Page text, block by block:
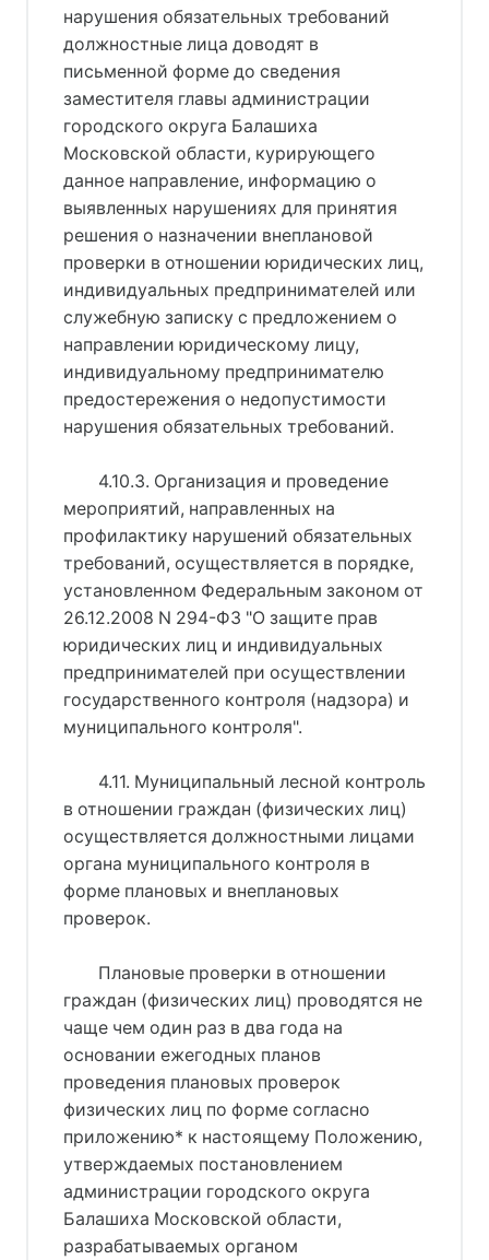
нарушения обязательных требований
должностные лица доводят в
письменной форме до сведения
заместителя главы администрации
городского округа Балашиха
Московской области, курирующего
данное направление, информацию о
выявленных нарушениях для принятия
решения о назначении внеплановой
проверки в отношении юридических лиц,
индивидуальных предпринимателей или
служебную записку с предложением о
направлении юридическому лицу,
индивидуальному предпринимателю
предостережения о недопустимости
нарушения обязательных требований.
4.10.3. Организация и проведение
мероприятий, направленных на
профилактику нарушений обязательных
требований, осуществляется в порядке,
установленном Федеральным законом от
26.12.2008 N 294-ФЗ "О защите прав
юридических лиц и индивидуальных
предпринимателей при осуществлении
государственного контроля (надзора) и
муниципального контроля".
4.11. Муниципальный лесной контроль
в отношении граждан (физических лиц)
осуществляется должностными лицами
органа муниципального контроля в
форме плановых и внеплановых
проверок.
Плановые проверки в отношении
граждан (физических лиц) проводятся не
чаще чем один раз в два года на
основании ежегодных планов
проведения плановых проверок
физических лиц по форме согласно
приложению* к настоящему Положению,
утверждаемых постановлением
администрации городского округа
Балашиха Московской области,
разрабатываемых органом